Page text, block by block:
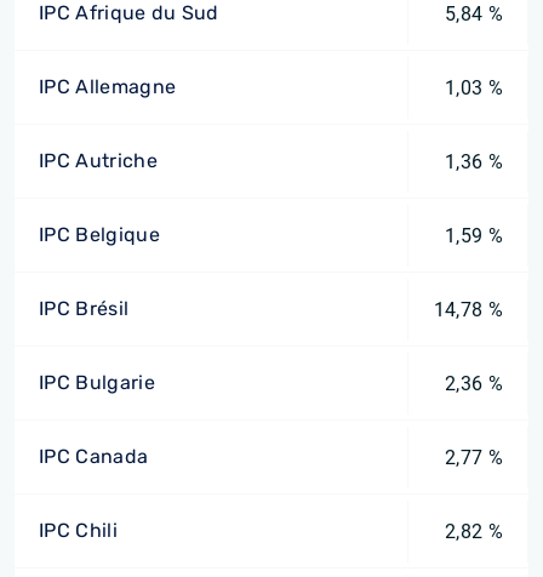
IPC Afrique du Sud 5,84 %
IPC Allemagne 1,03 %
IPC Autriche 1,36 %
IPC Belgique 1,59 %
IPC Brésil 14,78 %
IPC Bulgarie 2,36 %
IPC Canada 2,77 %
IPC Chili 2,82 %